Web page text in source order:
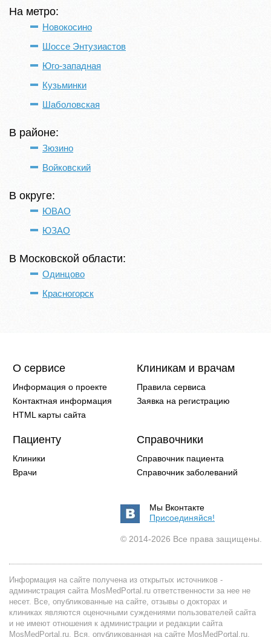
На метро:
Новокосино
Шоссе Энтузиастов
Юго-западная
Кузьминки
Шаболовская
В районе:
Зюзино
Войковский
В округе:
ЮВАО
ЮЗАО
В Московской области:
Одинцово
Красногорск
О сервисе
Информация о проекте
Контактная информация
HTML карты сайта
Клиникам и врачам
Правила сервиса
Заявка на регистрацию
Пациенту
Клиники
Врачи
Справочники
Справочник пациента
Справочник заболеваний
Мы Вконтакте
Присоединяйся!
© 2014-2026 Все права защищены.
Информация на сайте получена из открытых источников -
администрация сайта MosMedPortal.ru ответственности за нее не
несет. Все, опубликованные на сайте, отзывы о докторах и
клиниках являются оценочными суждениями пользователей сайта
и не имеют отношения к администрации и редакции сайта
MosMedPortal.ru. Вся, опубликованная на сайте MosMedPortal.ru,